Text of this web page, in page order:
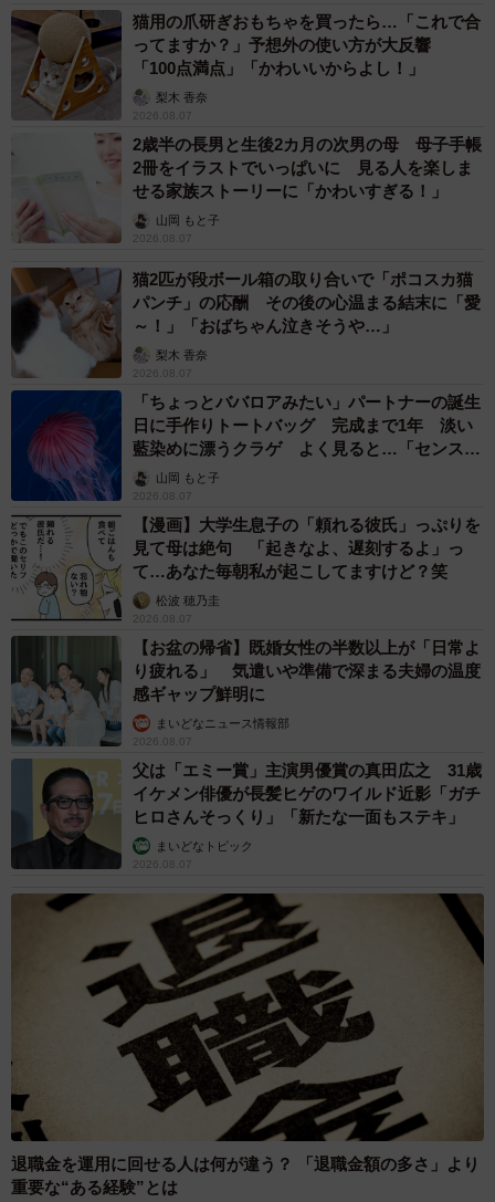
猫用の爪研ぎおもちゃを買ったら…「これで合
ってますか？」予想外の使い方が大反響
「100点満点」「かわいいからよし！」
梨木 香奈
2026.08.07
2歳半の長男と生後2カ月の次男の母 母子手帳
2冊をイラストでいっぱいに 見る人を楽しま
せる家族ストーリーに「かわいすぎる！」
山岡 もと子
2026.08.07
猫2匹が段ボール箱の取り合いで「ポコスカ猫
パンチ」の応酬 その後の心温まる結末に「愛
～！」「おばちゃん泣きそうや…」
梨木 香奈
2026.08.07
「ちょっとババロアみたい」パートナーの誕生
日に手作りトートバッグ 完成まで1年 淡い
藍染めに漂うクラゲ よく見ると…「センスす
ごい」山岡 もと子
2026.08.07
【漫画】大学生息子の「頼れる彼氏」っぷりを
見て母は絶句 「起きなよ、遅刻するよ」っ
て…あなた毎朝私が起こしてますけど？笑
松波 穂乃圭
2026.08.07
【お盆の帰省】既婚女性の半数以上が「日常よ
り疲れる」 気遣いや準備で深まる夫婦の温度
感ギャップ鮮明に
まいどなニュース情報部
2026.08.07
父は「エミー賞」主演男優賞の真田広之 31歳
イケメン俳優が長髪ヒゲのワイルド近影「ガチ
ヒロさんそっくり」「新たな一面もステキ」
まいどなトピック
2026.08.07
退職金を運用に回せる人は何が違う？ 「退職金額の多さ」より
重要な“ある経験”とは